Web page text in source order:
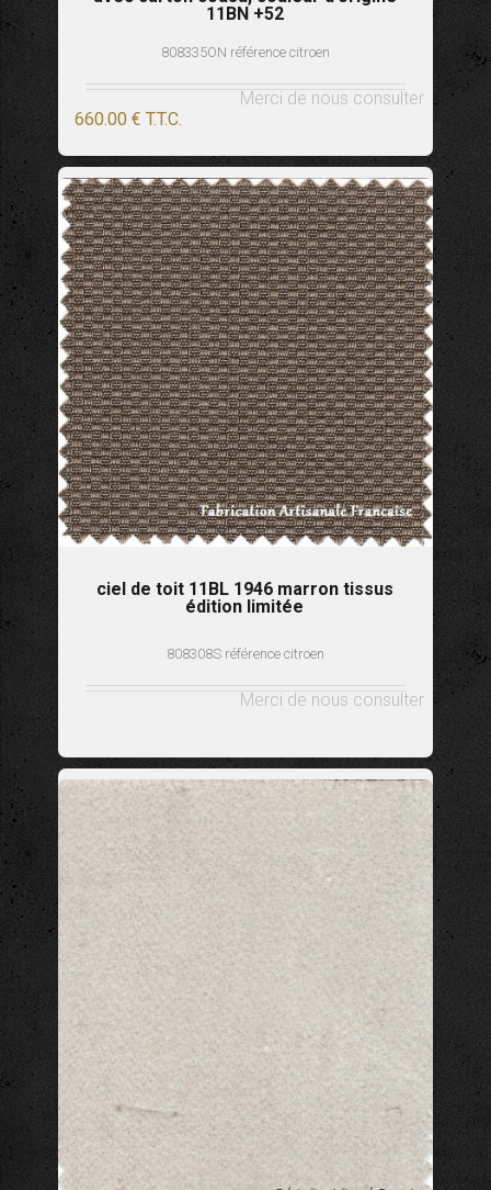
11BN +52
808335ON référence citroen
660.00 € T.T.C.
Merci de nous consulter
ciel de toit 11BL 1946 marron tissus
édition limitée
808308S référence citroen
Merci de nous consulter